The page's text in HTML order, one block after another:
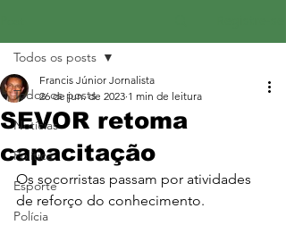
Todos os posts
Notícias
Política
Esporte
Polícia
Todos os posts
SEVOR retoma
capacitação
Francis Júnior Jornalista
26 de jun. de 2023 1 min de leitura
Os socorristas passam por atividades
de reforço do conhecimento.